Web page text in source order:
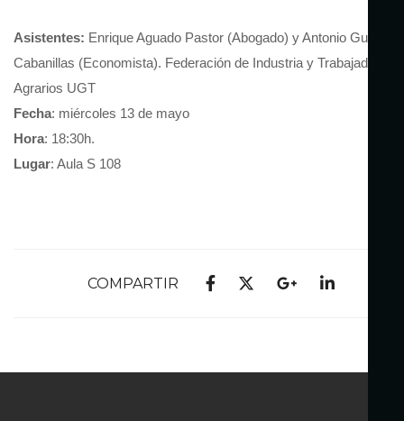
Asistentes: Enrique Aguado Pastor (Abogado) y Antonio Guerrero
Cabanillas (Economista). Federación de Industria y Trabajadores
Agrarios UGT
Fecha: miércoles 13 de mayo
Hora: 18:30h.
Lugar: Aula S 108
COMPARTIR